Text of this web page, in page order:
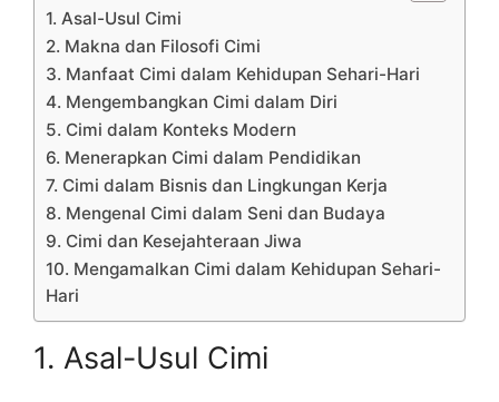
1. Asal-Usul Cimi
2. Makna dan Filosofi Cimi
3. Manfaat Cimi dalam Kehidupan Sehari-Hari
4. Mengembangkan Cimi dalam Diri
5. Cimi dalam Konteks Modern
6. Menerapkan Cimi dalam Pendidikan
7. Cimi dalam Bisnis dan Lingkungan Kerja
8. Mengenal Cimi dalam Seni dan Budaya
9. Cimi dan Kesejahteraan Jiwa
10. Mengamalkan Cimi dalam Kehidupan Sehari-
Hari
1. Asal-Usul Cimi